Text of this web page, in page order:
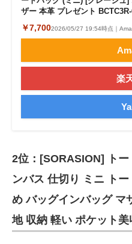
ザー 本革 プレゼント
￥7,7002026/05/27 19:54時点｜
楽
2位：[SORASION] ト
ンバス 仕切り ミニ ト
め バッグインバッグ マ
地 収納 軽い ポケット美